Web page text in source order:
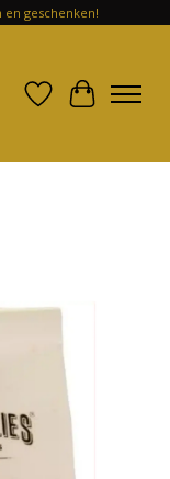
geschenken!
Verlanglijst